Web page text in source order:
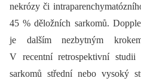
nekrózy či
45 % děložních sarkomů.
je dalším nezbytným
V recentní retrospektivní studii
sarkomů střední nebo vysoký